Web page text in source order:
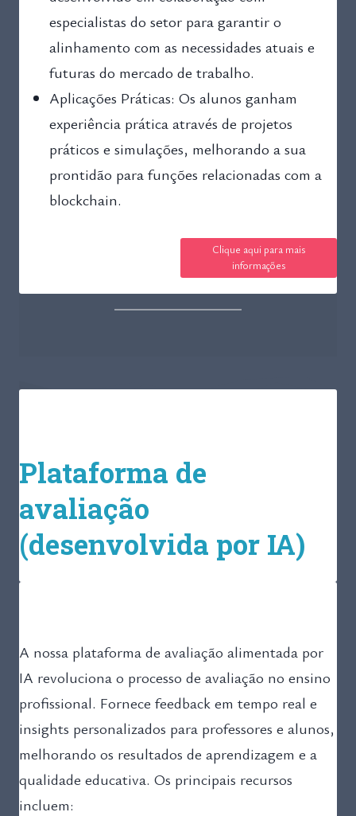
especialistas do setor para garantir o
alinhamento com as necessidades atuais e
futuras do mercado de trabalho.
Aplicações Práticas: Os alunos ganham
experiência prática através de projetos
práticos e simulações, melhorando a sua
prontidão para funções relacionadas com a
blockchain.
Clique aqui para mais
informações
Plataforma de
avaliação
(desenvolvida por IA)
A nossa plataforma de avaliação alimentada por
IA revoluciona o processo de avaliação no ensino
profissional. Fornece feedback em tempo real e
insights personalizados para professores e alunos,
melhorando os resultados de aprendizagem e a
qualidade educativa. Os principais recursos
incluem: